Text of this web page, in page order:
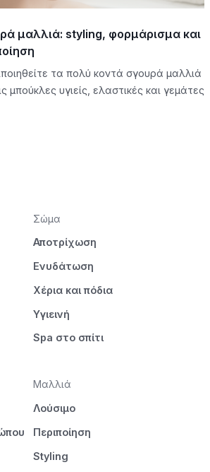
μαλλιά: styling, φορμάρισμα και
τα πολύ κοντά σγουρά μαλλιά
μπούκλες υγιείς, ελαστικές και γεμάτες
Σώμα
Αποτρίχωση
Ενυδάτωση
Χέρια και πόδια
Υγιεινή
Spa στο σπίτι
Μαλλιά
Λούσιμο
Περιποίηση
Styling